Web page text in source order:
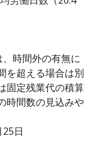
時間外の有無に
を超える場合は別
固定残業代の積算
時間数の見込みや
日